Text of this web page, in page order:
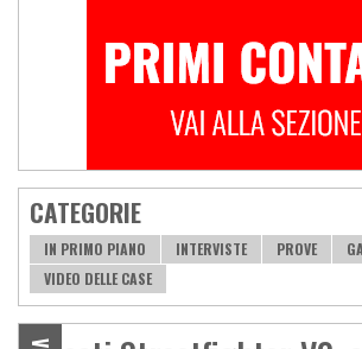
CATEGORIE
IN PRIMO PIANO INTERVISTE PROVE
VIDEO DELLE CASE